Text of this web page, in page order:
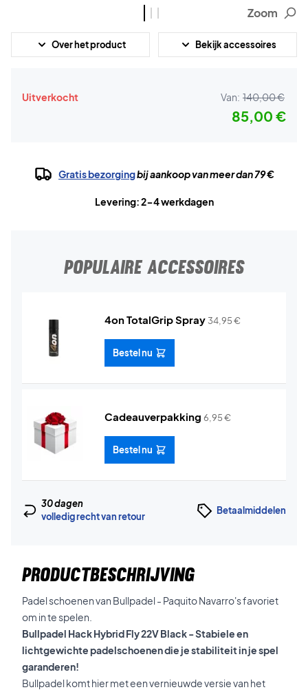
Zoom
Over het product Bekijk accessoires
Uitverkocht Van: 140,00 €
85,00 €
Gratis bezorgingbij aankoop van meer dan 79 €
Levering: 2-4 werkdagen
POPULAIRE ACCESSOIRES
4on TotalGrip Spray 34,95€
Bestel nu
Cadeauverpakking 6,95€
Bestel nu
30 dagen
volledig recht van retour
Betaalmiddelen
PRODUCTBESCHRIJVING
Padel schoenen van Bullpadel - Paquito Navarro's favoriet
om in te spelen.
Bullpadel Hack Hybrid Fly 22V Black - Stabiele en
lichtgewichte padelschoenen die je stabiliteit in je spel
garanderen!
Bullpadel komt hier met een vernieuwde versie van het